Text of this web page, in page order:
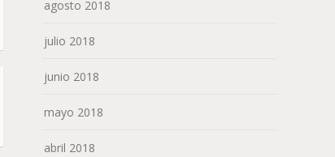
agosto 2018
julio 2018
junio 2018
mayo 2018
abril 2018